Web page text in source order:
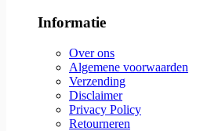
Informatie
Over ons
Algemene voorwaarden
Verzending
Disclaimer
Privacy Policy
Retourneren